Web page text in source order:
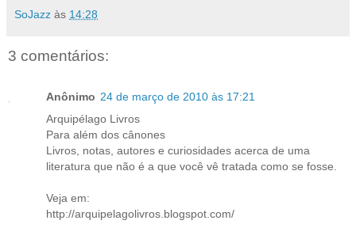
SoJazz às 14:28
3 comentários:
Anônimo 24 de março de 2010 às 17:21
Arquipélago Livros
Para além dos cânones
Livros, notas, autores e curiosidades acerca de uma
literatura que não é a que você vê tratada como se fosse.
Veja em:
http://arquipelagolivros.blogspot.com/